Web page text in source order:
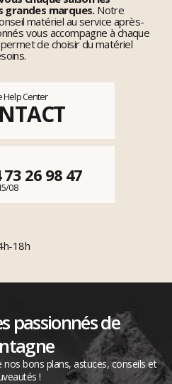
grandes marques.Notre
matériel au service après-
vous accompagne à chaque
de choisir du matériel
Help Center
73 26 98 47
08
18h
passionnés de
bons plans, astuces, conseils et
!